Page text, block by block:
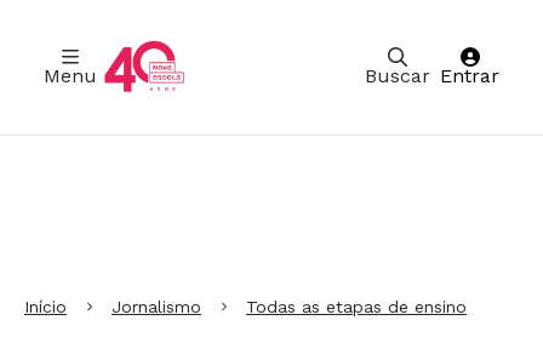
Buscar
Menu Entrar
Início Jornalismo Todas as etapas de ensino